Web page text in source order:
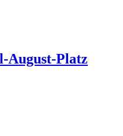
August-Platz